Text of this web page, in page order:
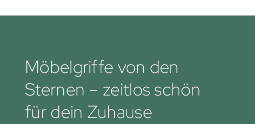
Möbelgriffe von den
Sternen – zeitlos schön
für dein Zuhause